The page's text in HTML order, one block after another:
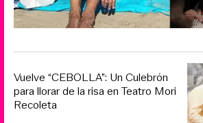
Vuelve “CEBOLLA”: Un Culebrón
para llorar de la risa en Teatro Mori
Recoleta